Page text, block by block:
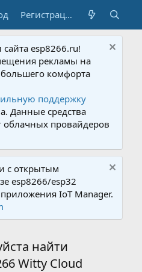
Регистрация
esp8266.ru!
рекламы на
комфорта
поддержку
Данные средства
облачных провайдеров
с открытым
esp8266/esp32
IoT Manager.
найти
Witty Cloud